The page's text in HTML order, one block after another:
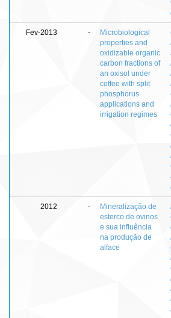
Fev-2013 -
Microbiological
properties and
oxidizable organic
carbon fractions of
an oxisol under
coffee with split
phosphorus
applications and
irrigation regimes
2012 -
Mineralização de
esterco de ovinos
e sua influência
na produção de
alface